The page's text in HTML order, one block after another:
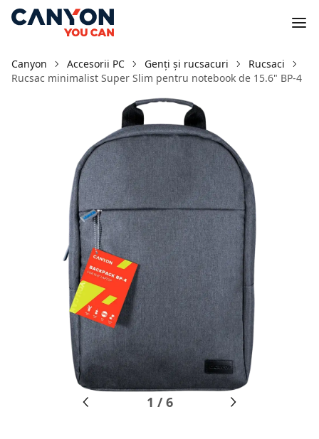
Canyon Accesorii PC Genți și rucsacuri
Rucsaci
Rucsac minimalist Super Slim pentru notebook de 15.6" BP-4
1 /6